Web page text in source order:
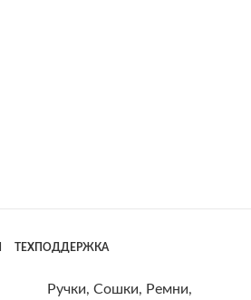
ТЕХПОДДЕРЖКА
Ручки, Сошки, Ремни,